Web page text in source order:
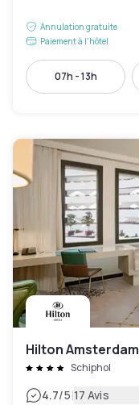
Annulation gratuite
Paiement à l'hôtel
07h - 13h
Hilton
Schiphol
4.7/5|17 Avis